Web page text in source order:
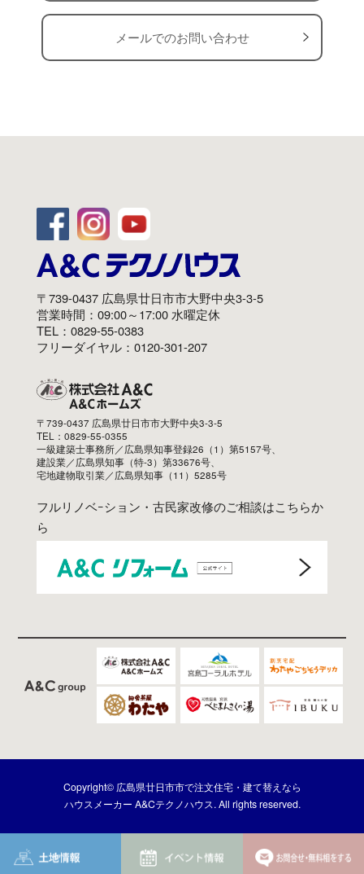
メールでのお問い合わせ
〒739-0437 広島県廿日市市大野中央3-3-5
営業時間：09:00～17:00 水曜定休
TEL：0829-55-0383
フリーダイヤル：0120-301-207
〒739-0437 広島県廿日市市大野中央3-3-5
TEL：0829-55-0355
一級建築士事務所／広島県知事登録26（1）第5157号、
建設業／広島県知事（特-3）第33676号、
宅地建物取引業／広島県知事（11）5285号
フルリノベｰション・古民家改修のご相談はこちらか
ら
Copyright© 広島県廿日市市で注文住宅・建て替えなら
ハウスメーカー A&Cテクノハウス. All rights reserved.